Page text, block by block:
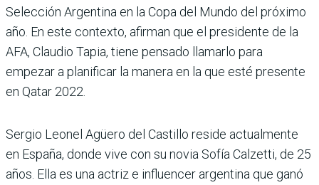
Selección Argentina en la Copa del Mundo del próximo
año. En este contexto, afirman que el presidente de la
AFA, Claudio Tapia, tiene pensado llamarlo para
empezar a planificar la manera en la que esté presente
en Qatar 2022.
Sergio Leonel Agüero del Castillo reside actualmente
en España, donde vive con su novia Sofía Calzetti, de 25
años. Ella es una actriz e influencer argentina que ganó